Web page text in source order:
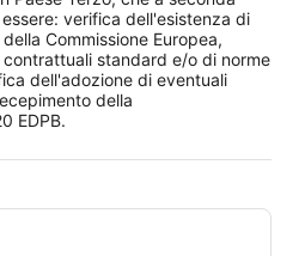
verifica dell'esistenza di
Commissione Europea,
standard e/o di norme
dell'adozione di eventuali
della
EDPB.